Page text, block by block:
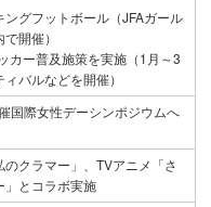
ングフットボール（JFAガール
開催）
カー普及施策を実施（1月～3
バルなどを開催）
国際女性デーシンポジウムへ
のクラマー」、TVアニメ「さ
」とコラボ実施